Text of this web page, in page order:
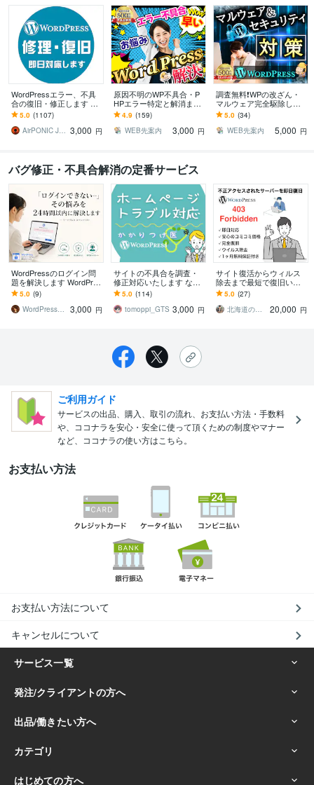
WordPressエラー、不具
合の復旧・修正します ワ
ードプレスログイン、マ
ルウェア、サイトエラー
改善を即日対応
5.0 (1107)
AirPONIC JOHN（ジョン） 3,000 円
原因不明のWP不具合・P
HPエラー特定と解消ます
24h以内無料調査！AIで直
せないプラグイン競合表
示崩れ診断
4.9 (159)
WEB先案内
3,000 円
調査無料❗️WPの改ざん・
マルウェア完全駆除しま
す 24h以内対応❗️再発防止
策セキュリティ強化❗️600
件超
5.0 (34)
WEB先案内
5,000 円
バグ修正・不具合解消の定番サービス
WordPressのログイン問
題を解決します WordPres
sのあらゆるログイン問題
に対応しています。
5.0 (9)
WordPressスペシャリストの菅原
3,000 円
サイトの不具合を調査・
修正対応いたします なん
でもOK ♪お気軽にご相談
ください
5.0 (114)
tomoppi_GTS 3,000 円
サイト復活からウィルス
除去まで最短で復旧いた
します サイト復活からウ
ィルス除去まで最短1時間
で復旧いたします。
5.0 (27)
北海道のWEB屋さん
20,000 円
ご利用ガイド
サービスの出品、購入、取引の流れ、お支払い方法・手数料
や、ココナラを安心・安全に使って頂くための制度やマナー
など、ココナラの使い方はこちら。
お支払い方法
お支払い方法について
キャンセルについて